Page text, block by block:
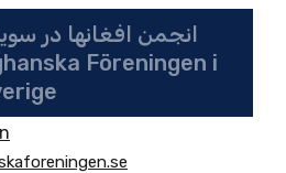
انجمن افغانها در